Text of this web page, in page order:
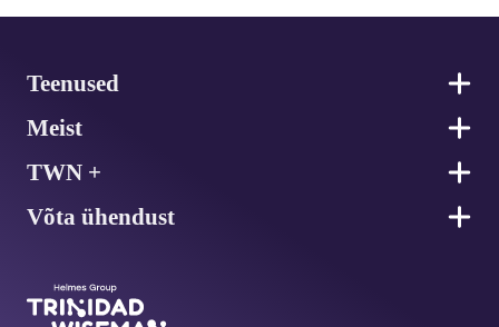
Teenused
Meist
TWN +
Võta ühendust